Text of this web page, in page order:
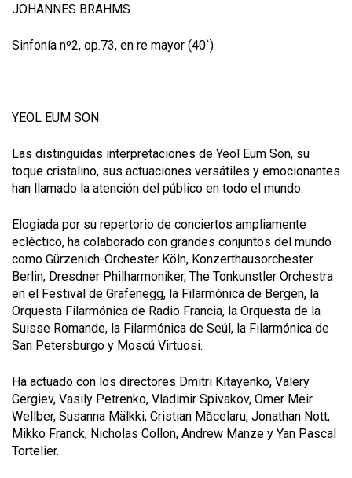
JOHANNES BRAHMS
Sinfonía nº2, op.73, en re mayor (40`)
YEOL EUM SON
Las distinguidas interpretaciones de Yeol Eum Son, su
toque cristalino, sus actuaciones versátiles y emocionantes
han llamado la atención del público en todo el mundo.
Elogiada por su repertorio de conciertos ampliamente
ecléctico, ha colaborado con grandes conjuntos del mundo
como Gürzenich-Orchester Köln, Konzerthausorchester
Berlin, Dresdner Philharmoniker, The Tonkunstler Orchestra
en el Festival de Grafenegg, la Filarmónica de Bergen, la
Orquesta Filarmónica de Radio Francia, la Orquesta de la
Suisse Romande, la Filarmónica de Seúl, la Filarmónica de
San Petersburgo y Moscú Virtuosi.
Ha actuado con los directores Dmitri Kitayenko, Valery
Gergiev, Vasily Petrenko, Vladimir Spivakov, Omer Meir
Wellber, Susanna Mälkki, Cristian Măcelaru, Jonathan Nott,
Mikko Franck, Nicholas Collon, Andrew Manze y Yan Pascal
Tortelier.